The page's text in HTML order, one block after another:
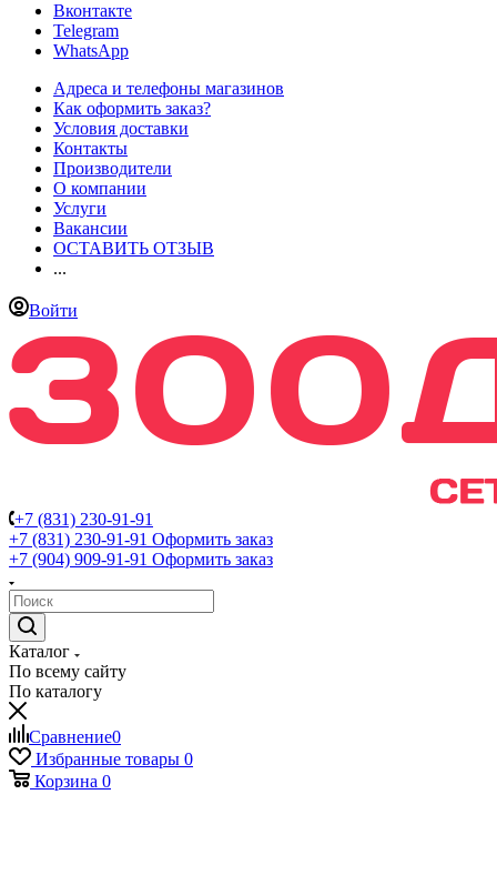
Вконтакте
Telegram
WhatsApp
Адреса и телефоны магазинов
Как оформить заказ?
Условия доставки
Контакты
Производители
О компании
Услуги
Вакансии
ОСТАВИТЬ ОТЗЫВ
...
Войти
+7 (831) 230-91-91
+7 (831) 230-91-91 Оформить заказ
+7 (904) 909-91-91 Оформить заказ
Каталог
По всему сайту
По каталогу
Сравнение0
Избранные товары 0
Корзина 0